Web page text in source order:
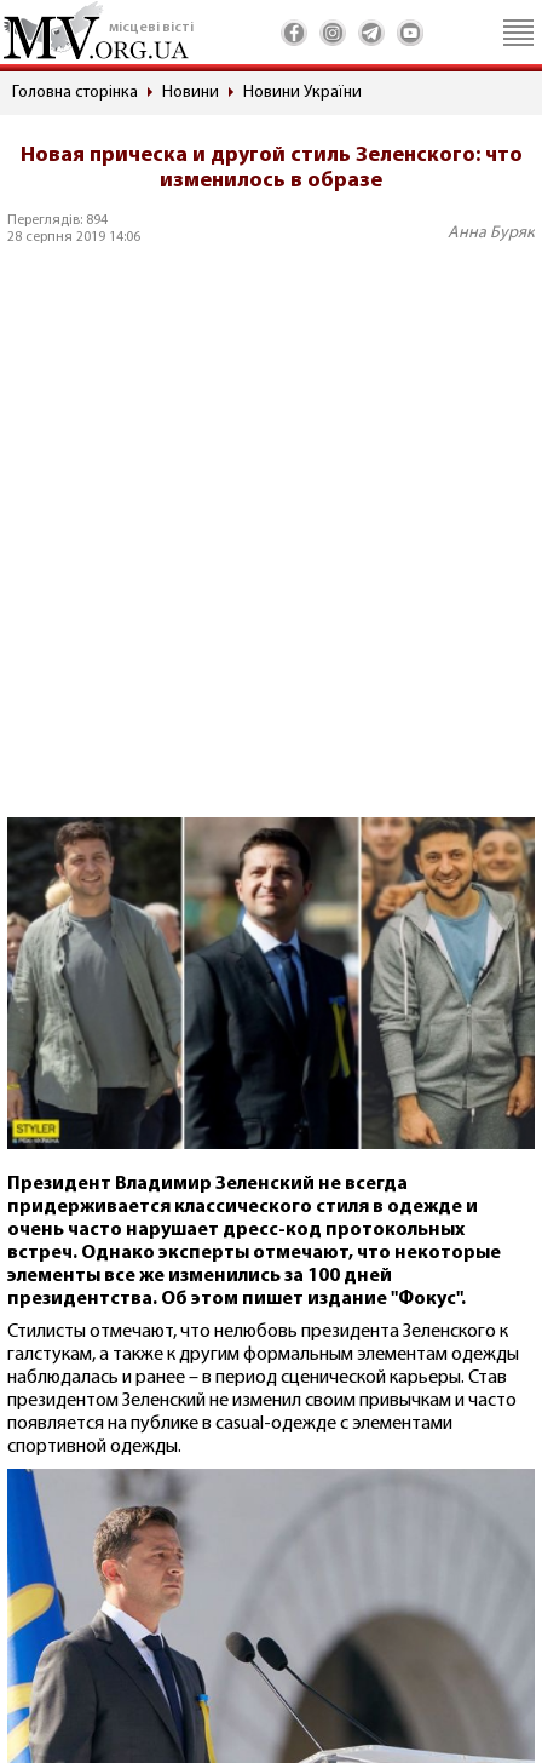
місцеві вісті
Головна сторінка Новини Новини України
Новая прическа и другой стиль Зеленского: что
изменилось в образе
Переглядів: 894
28 серпня 2019 14:06
Анна Буряк
Президент Владимир Зеленский не всегда
придерживается классического стиля в одежде и
очень часто нарушает дресс-код протокольных
встреч. Однако эксперты отмечают, что некоторые
элементы все же изменились за 100 дней
президентства. Об этом пишет издание "Фокус".
Стилисты отмечают, что нелюбовь президента Зеленского к
галстукам, а также к другим формальным элементам одежды
наблюдалась и ранее – в период сценической карьеры. Став
президентом Зеленский не изменил своим привычкам и часто
появляется на публике в casual-одежде с элементами
спортивной одежды.